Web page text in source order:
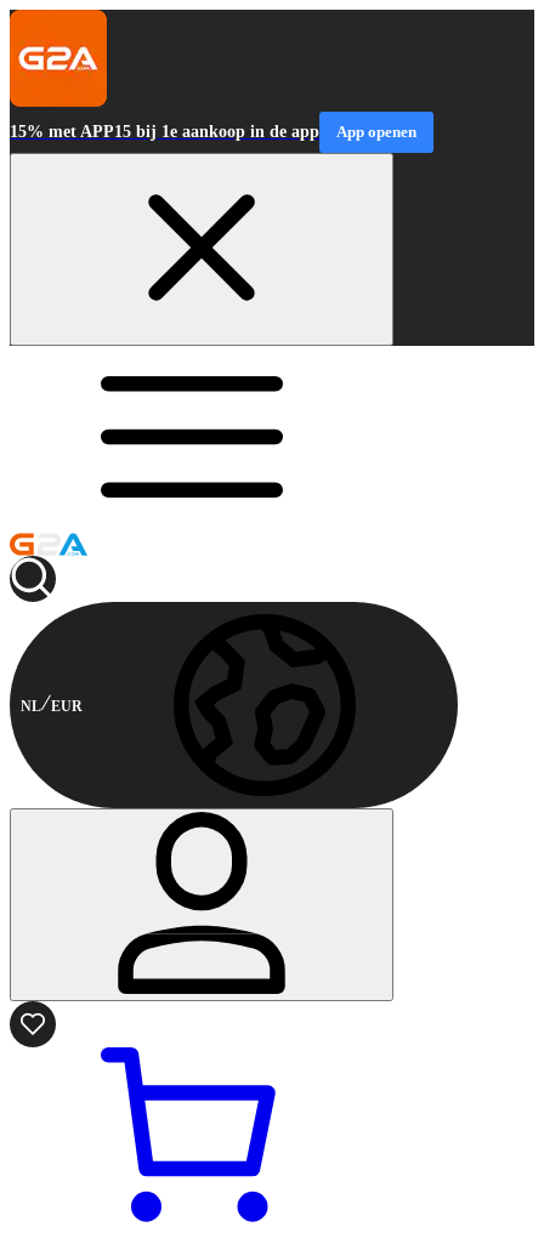
15% met APP15 bij 1e aankoop in de app App openen
NL EUR